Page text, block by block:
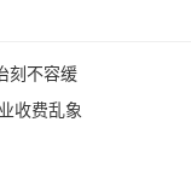
刻不容缓
收费乱象